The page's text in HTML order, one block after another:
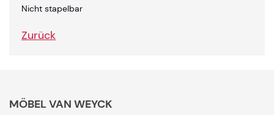
Nicht stapelbar
Zurück
MÖBEL VAN WEYCK